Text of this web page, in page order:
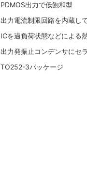
PDMOS出力で低飽和型
出力電流制限回路を内蔵し
ICを過負荷状態などによる
出力発振止コンデンサにセ
TO252-3パッケージ